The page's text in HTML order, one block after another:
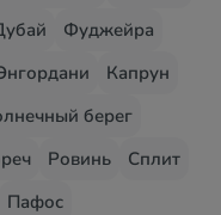
Фуджейра
Капрун
берег
Ровинь
Сплит
Пафос